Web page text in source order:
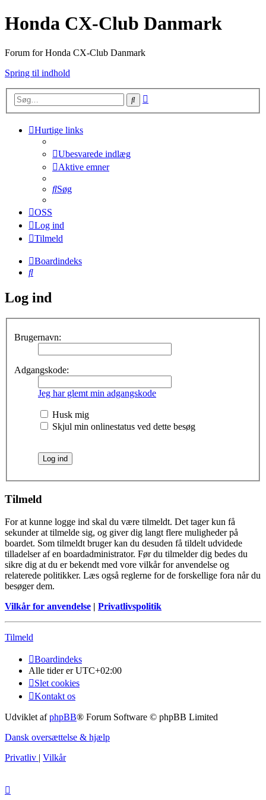
Honda CX-Club Danmark
Forum for Honda CX-Club Danmark
Spring til indhold
Søg
Hurtige links
Ubesvarede indlæg
Aktive emner
Søg
OSS
Log ind
Tilmeld
Boardindeks
Søg
Log ind
Brugernavn:
Adgangskode:
Jeg har glemt min adgangskode
Husk mig
Skjul min onlinestatus ved dette besøg
Tilmeld
For at kunne logge ind skal du være tilmeldt. Det tager kun få
sekunder at tilmelde sig, og giver dig langt flere muligheder på
boardet. Som tilmeldt bruger kan du desuden få tildelt udvidede
tilladelser af en boardadministrator. Før du tilmelder dig bedes du
sikre dig at du er bekendt med vore vilkår for anvendelse og
relaterede politikker. Læs også reglerne for de forskellige fora når du
besøger dem.
Vilkår for anvendelse | Privatlivspolitik
Tilmeld
Boardindeks
Alle tider erUTC+02:00
Slet cookies
Kontakt os
Udviklet afphpBB® Forum Software © phpBB Limited
Dansk oversættelse & hjælp
Privatliv | Vilkår